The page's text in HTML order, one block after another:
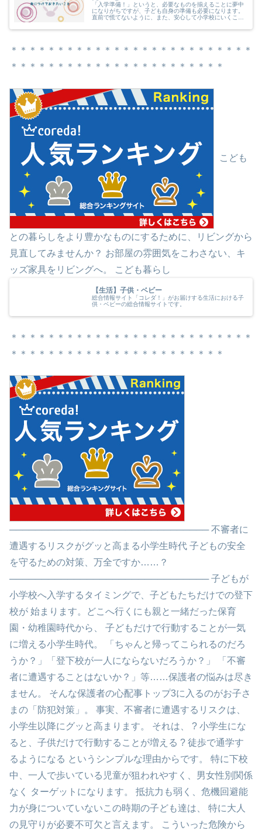
「入学準備！」というと、必要なものを揃えることに夢中
になりがちですが、子ども自身の準備も必要になります。
直前で慌てないように、また、安心して小学校にいくこと
＊＊＊＊＊＊＊＊＊＊＊＊＊＊＊＊＊＊＊＊＊＊＊＊＊＊
＊＊＊＊＊＊＊＊＊＊＊＊＊＊＊＊＊＊＊＊＊＊＊
こども
との暮らしをより豊かなものにするために、リビングから
見直してみませんか？ お部屋の雰囲気をこわさない、キ
ッズ家具をリビングへ。 こども暮らし
【生活】子供・ベビー
総合情報サイト「コレダ！」がお届けする生活における子
供・ベビーの総合情報サイトです。
＊＊＊＊＊＊＊＊＊＊＊＊＊＊＊＊＊＊＊＊＊＊＊＊＊＊
＊＊＊＊＊＊＊＊＊＊＊＊＊＊＊＊＊＊＊＊＊＊＊
─────────────────────────────── 不審者に
遭遇するリスクがグッと高まる小学生時代 子どもの安全
を守るための対策、万全ですか……？
─────────────────────────────── 子どもが
小学校へ入学するタイミングで、子どもたちだけでの登下
校が 始まります。どこへ行くにも親と一緒だった保育
園・幼稚園時代から、 子どもだけで行動することが一気
に増える小学生時代。 「ちゃんと帰ってこられるのだろ
うか？」「登下校が一人にならないだろうか？」 「不審
者に遭遇することはないか？」等……保護者の悩みは尽き
ません。 そんな保護者の心配事トップ3に入るのがお子さ
まの「防犯対策」。 事実、不審者に遭遇するリスクは、
小学生以降にグッと高まります。 それは、 ? 小学生にな
ると、子供だけで行動することが増える ? 徒歩で通学す
るようになる というシンプルな理由からです。 特に下校
中、一人で歩いている児童が狙われやすく、男女性別関係
なく ターゲットになります。 抵抗力も弱く、危機回避能
力が身についていないこの時期の子ども達は、 特に大人
の見守りが必要不可欠と言えます。 こういった危険から